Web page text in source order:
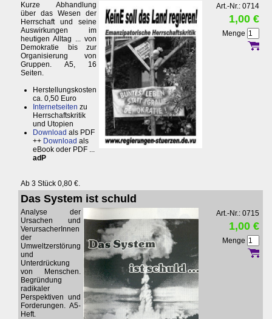
Kurze Abhandlung
über das Wesen der
Herrschaft und seine
Auswirkungen im
heutigen Alltag ... von
Demokratie bis zur
Organisierung von
Gruppen. A5, 16
Seiten.
Herstellungskosten
ca. 0,50 Euro
Internetseiten zu
Herrschaftskritik
und Utopien
Download als PDF
++ Download als
eBook oder PDF ...
adP
Ab 3 Stück 0,80 €.
Art.-Nr.: 0714
1,00 €
Menge
Das System ist schuld
Analyse der
Ursachen und
VerursacherInnen
der
Umweltzerstörung
und
Unterdrückung
von Menschen.
Begründung
radikaler
Perspektiven und
Forderungen. A5-
Heft.
Art.-Nr.: 0715
1,00 €
Menge